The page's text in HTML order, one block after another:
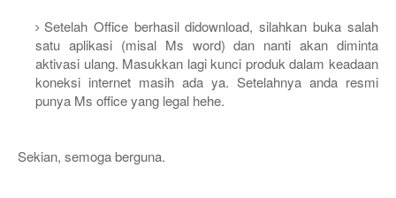
Setelah Office berhasil didownload, silahkan buka salah
satu aplikasi (misal Ms word) dan nanti akan diminta
aktivasi ulang. Masukkan lagi kunci produk dalam keadaan
koneksi internet masih ada ya. Setelahnya anda resmi
punya Ms office yang legal hehe.
Sekian, semoga berguna.